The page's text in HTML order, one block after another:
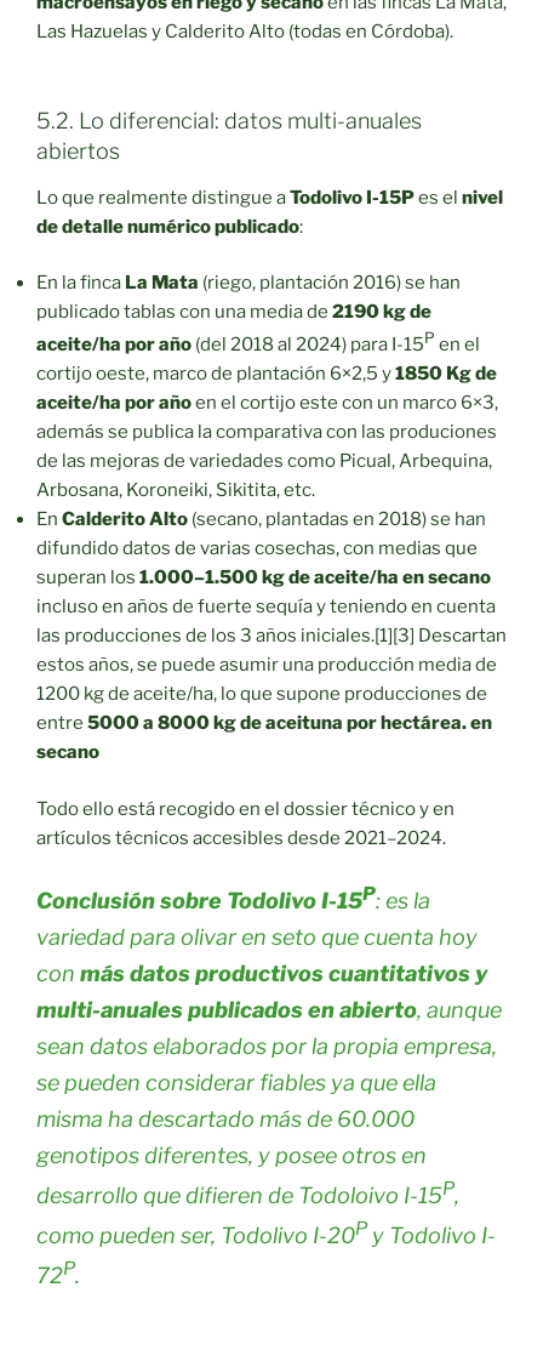
Las Hazuelas y Calderito Alto (todas en Córdoba).
5.2. Lo diferencial: datos multi-anuales
abiertos
Lo que realmente distingue aTodolivo I-15Pes el nivel
de detalle numérico publicado:
En la finca La Mata (riego, plantación 2016) se han
publicado tablas con una media de 2190 kg de
aceite/ha por año (del 2018 al 2024) para I-15P en el
cortijo oeste, marco de plantación 6×2,5 y1850 Kg de
aceite/ha por añoen el cortijo este con un marco 6×3,
además se publica la comparativa con las produciones
de las mejoras de variedades como Picual, Arbequina,
Arbosana, Koroneiki, Sikitita, etc.
En Calderito Alto (secano, plantadas en 2018) se han
difundido datos de varias cosechas, con medias que
superan los 1.000–1.500 kg de aceite/ha en secano
incluso en años de fuerte sequía y teniendo en cuenta
las producciones de los 3 años iniciales.[1][3] Descartan
estos años, se puede asumir una producción media de
1200 kg de aceite/ha, lo que supone producciones de
entre 5000 a 8000 kg de aceituna por hectárea. en
secano
Todo ello está recogido en el dossier técnico y en
artículos técnicos accesibles desde 2021–2024.
Conclusión sobre Todolivo I-15P: es la
variedad para olivar en seto que cuenta hoy
con más datos productivos cuantitativos y
multi-anuales publicados en abierto, aunque
sean datos elaborados por la propia empresa,
se pueden considerar fiables ya que ella
misma ha descartado más de 60.000
genotipos diferentes, y posee otros en
desarrollo que difieren de Todoloivo I-15P,
como pueden ser, Todolivo I-20P y Todolivo I-
72P.